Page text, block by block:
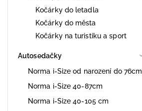
Kočárky do letadla
Kočárky do města
Kočárky na turistiku a sport
Autosedačky
Norma i-Size od narození do 76cm
Norma i-Size 40-87cm
Norma i-Size 40-105 cm